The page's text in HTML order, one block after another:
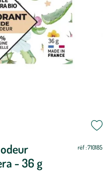
- 36 g
réf : 710185